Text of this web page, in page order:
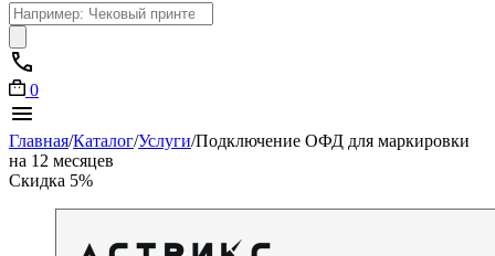
Поиск
товаров
0
Главная/Каталог/Услуги/Подключение ОФД для маркировки
на 12 месяцев
Скидка 5%